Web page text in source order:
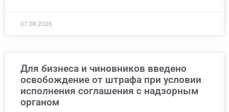
07.08.2026
Для бизнеса и чиновников введено
освобождение от штрафа при условии
исполнения соглашения с надзорным
органом